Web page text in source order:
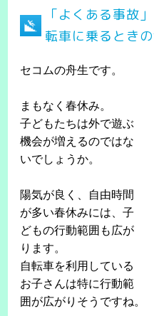
「よくある事故
転車に乗るとき
セコムの舟生です。
まもなく春休み。
子どもたちは外で遊ぶ
機会が増えるのではな
いでしょうか。
陽気が良く、自由時間
が多い春休みには、子
どもの行動範囲も広が
ります。
自転車を利用している
お子さんは特に行動範
囲が広がりそうですね。